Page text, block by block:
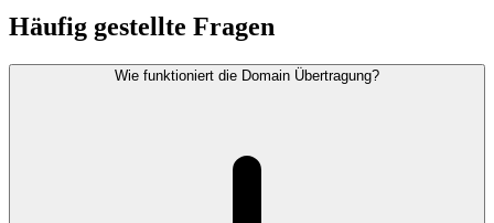
Häufig gestellte Fragen
Wie funktioniert die Domain Übertragung?